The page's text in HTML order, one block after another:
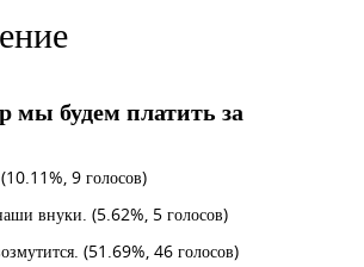
мы будем платить за
(10.11%, 9 голосов)
внуки. (5.62%, 5 голосов)
(51.69%, 46 голосов)